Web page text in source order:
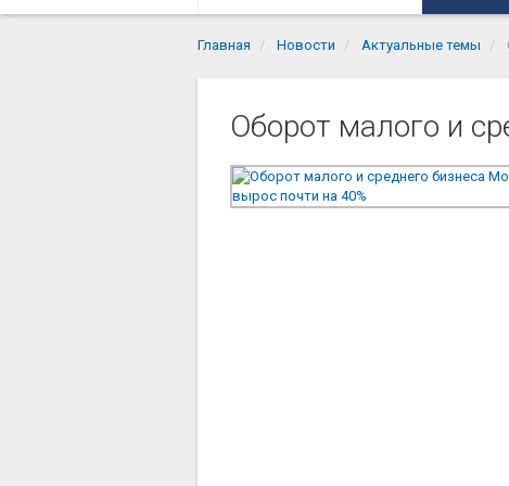
Главная Новости Актуальные темы
Оборот малого и